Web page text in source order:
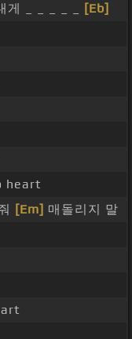
게 _ _ _ _ _
[Eb]
heart
[Em] 매돌리지 말